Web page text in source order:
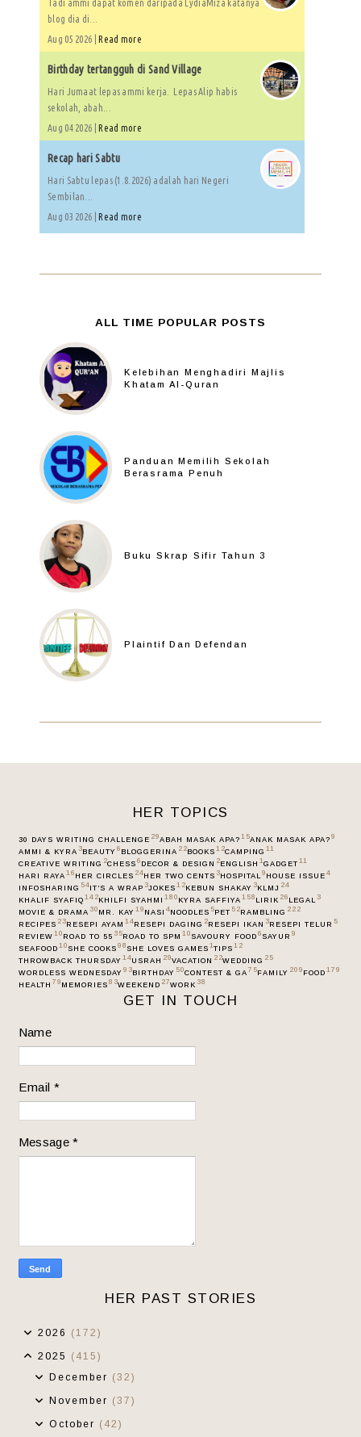
Tadi ammi dapat komen daripada LydiaMiza katanya
blog dia di...
Aug 05 2026 |Read more
Birthday tertangguh di Sand Village
Hari Jumaat lepas ammi kerja. Lepas Alip habis
sekolah, abah...
Aug 04 2026 |Read more
Recap hari Sabtu
Hari Sabtu lepas (1.8.2026) adalah hari Negeri
Sembilan...
Aug 03 2026 |Read more
ALL TIME POPULAR POSTS
Kelebihan Menghadiri Majlis
Khatam Al-Quran
Panduan Memilih Sekolah
Berasrama Penuh
Buku Skrap Sifir Tahun 3
Plaintif Dan Defendan
HER TOPICS
30 DAYS WRITING CHALLENGE 29ABAH MASAK APA? 15ANAK MASAK APA? 9
AMMI & KYRA 3BEAUTY 6 BLOGGERINA 22BOOKS 12CAMPING 11
CREATIVE WRITING 2CHESS 6 DECOR & DESIGN 2ENGLISH 1GADGET 11
HARI RAYA 16 HER CIRCLES 24HER TWO CENTS 3HOSPITAL 9 HOUSE ISSUE 4
INFOSHARING 54IT’S A WRAP 3JOKES 12KEBUN SHAKAY 3KLMJ 24
KHALIF SYAFIQ 142KHILFI SYAHMI 180 KYRA SAFFIYA 158 LIRIK 26 LEGAL 3
MOVIE & DRAMA 30 MR. KAY 19 NASI 4NOODLES 5PET 52RAMBLING 222
RECIPES 23RESEPI AYAM 14RESEPI DAGING 2RESEPI IKAN 3RESEPI TELUR 5
REVIEW 10 ROAD TO 55 35ROAD TO SPM 10 SAVOURY FOOD 6 SAYUR 9
SEAFOOD 10 SHE COOKS 98 SHE LOVES GAMES 1TIPS 12
THROWBACK THURSDAY 14USRAH 29VACATION 22WEDDING 25
WORDLESS WEDNESDAY 93BIRTHDAY 50CONTEST & GA 75FAMILY 209 FOOD 179
HEALTH 79 MEMORIES 83WEEKEND 27WORK 38
GET IN TOUCH
Name
Email *
Message*
HER PAST STORIES
2026 (172)
2025 (415)
December (32)
November (37)
October (42)